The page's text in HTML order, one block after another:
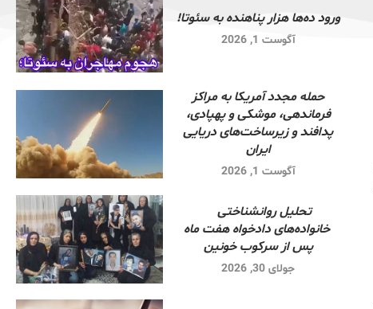
ورود ده‌ها هزار پناهنده به سئوتا!
آگوست 1, 2026
حمله مجدد آمریکا به مراکز
فرماندهی، موشکی و پهپادی،
پدافند و زیرساخت‌های دریایی
ایران
آگوست 1, 2026
تحلیل روانشناختی
خانواده‌های دادخواه هفت ماه
پس از سرکوب خونین
جولای 30, 2026